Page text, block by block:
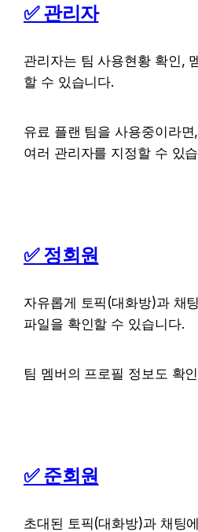
✅ 관리자
관리자는 팀 사용현황 확인,
할 수 있습니다.
유료 플랜 팀을 사용중이라면,
여러 관리자를 지정할 수 있
✅ 정회원
자유롭게 토픽(대화방)과 채
파일을 확인할 수 있습니다.
팀 멤버의 프로필 정보도 확
✅ 준회원
초대된 토픽(대화방)과 채팅